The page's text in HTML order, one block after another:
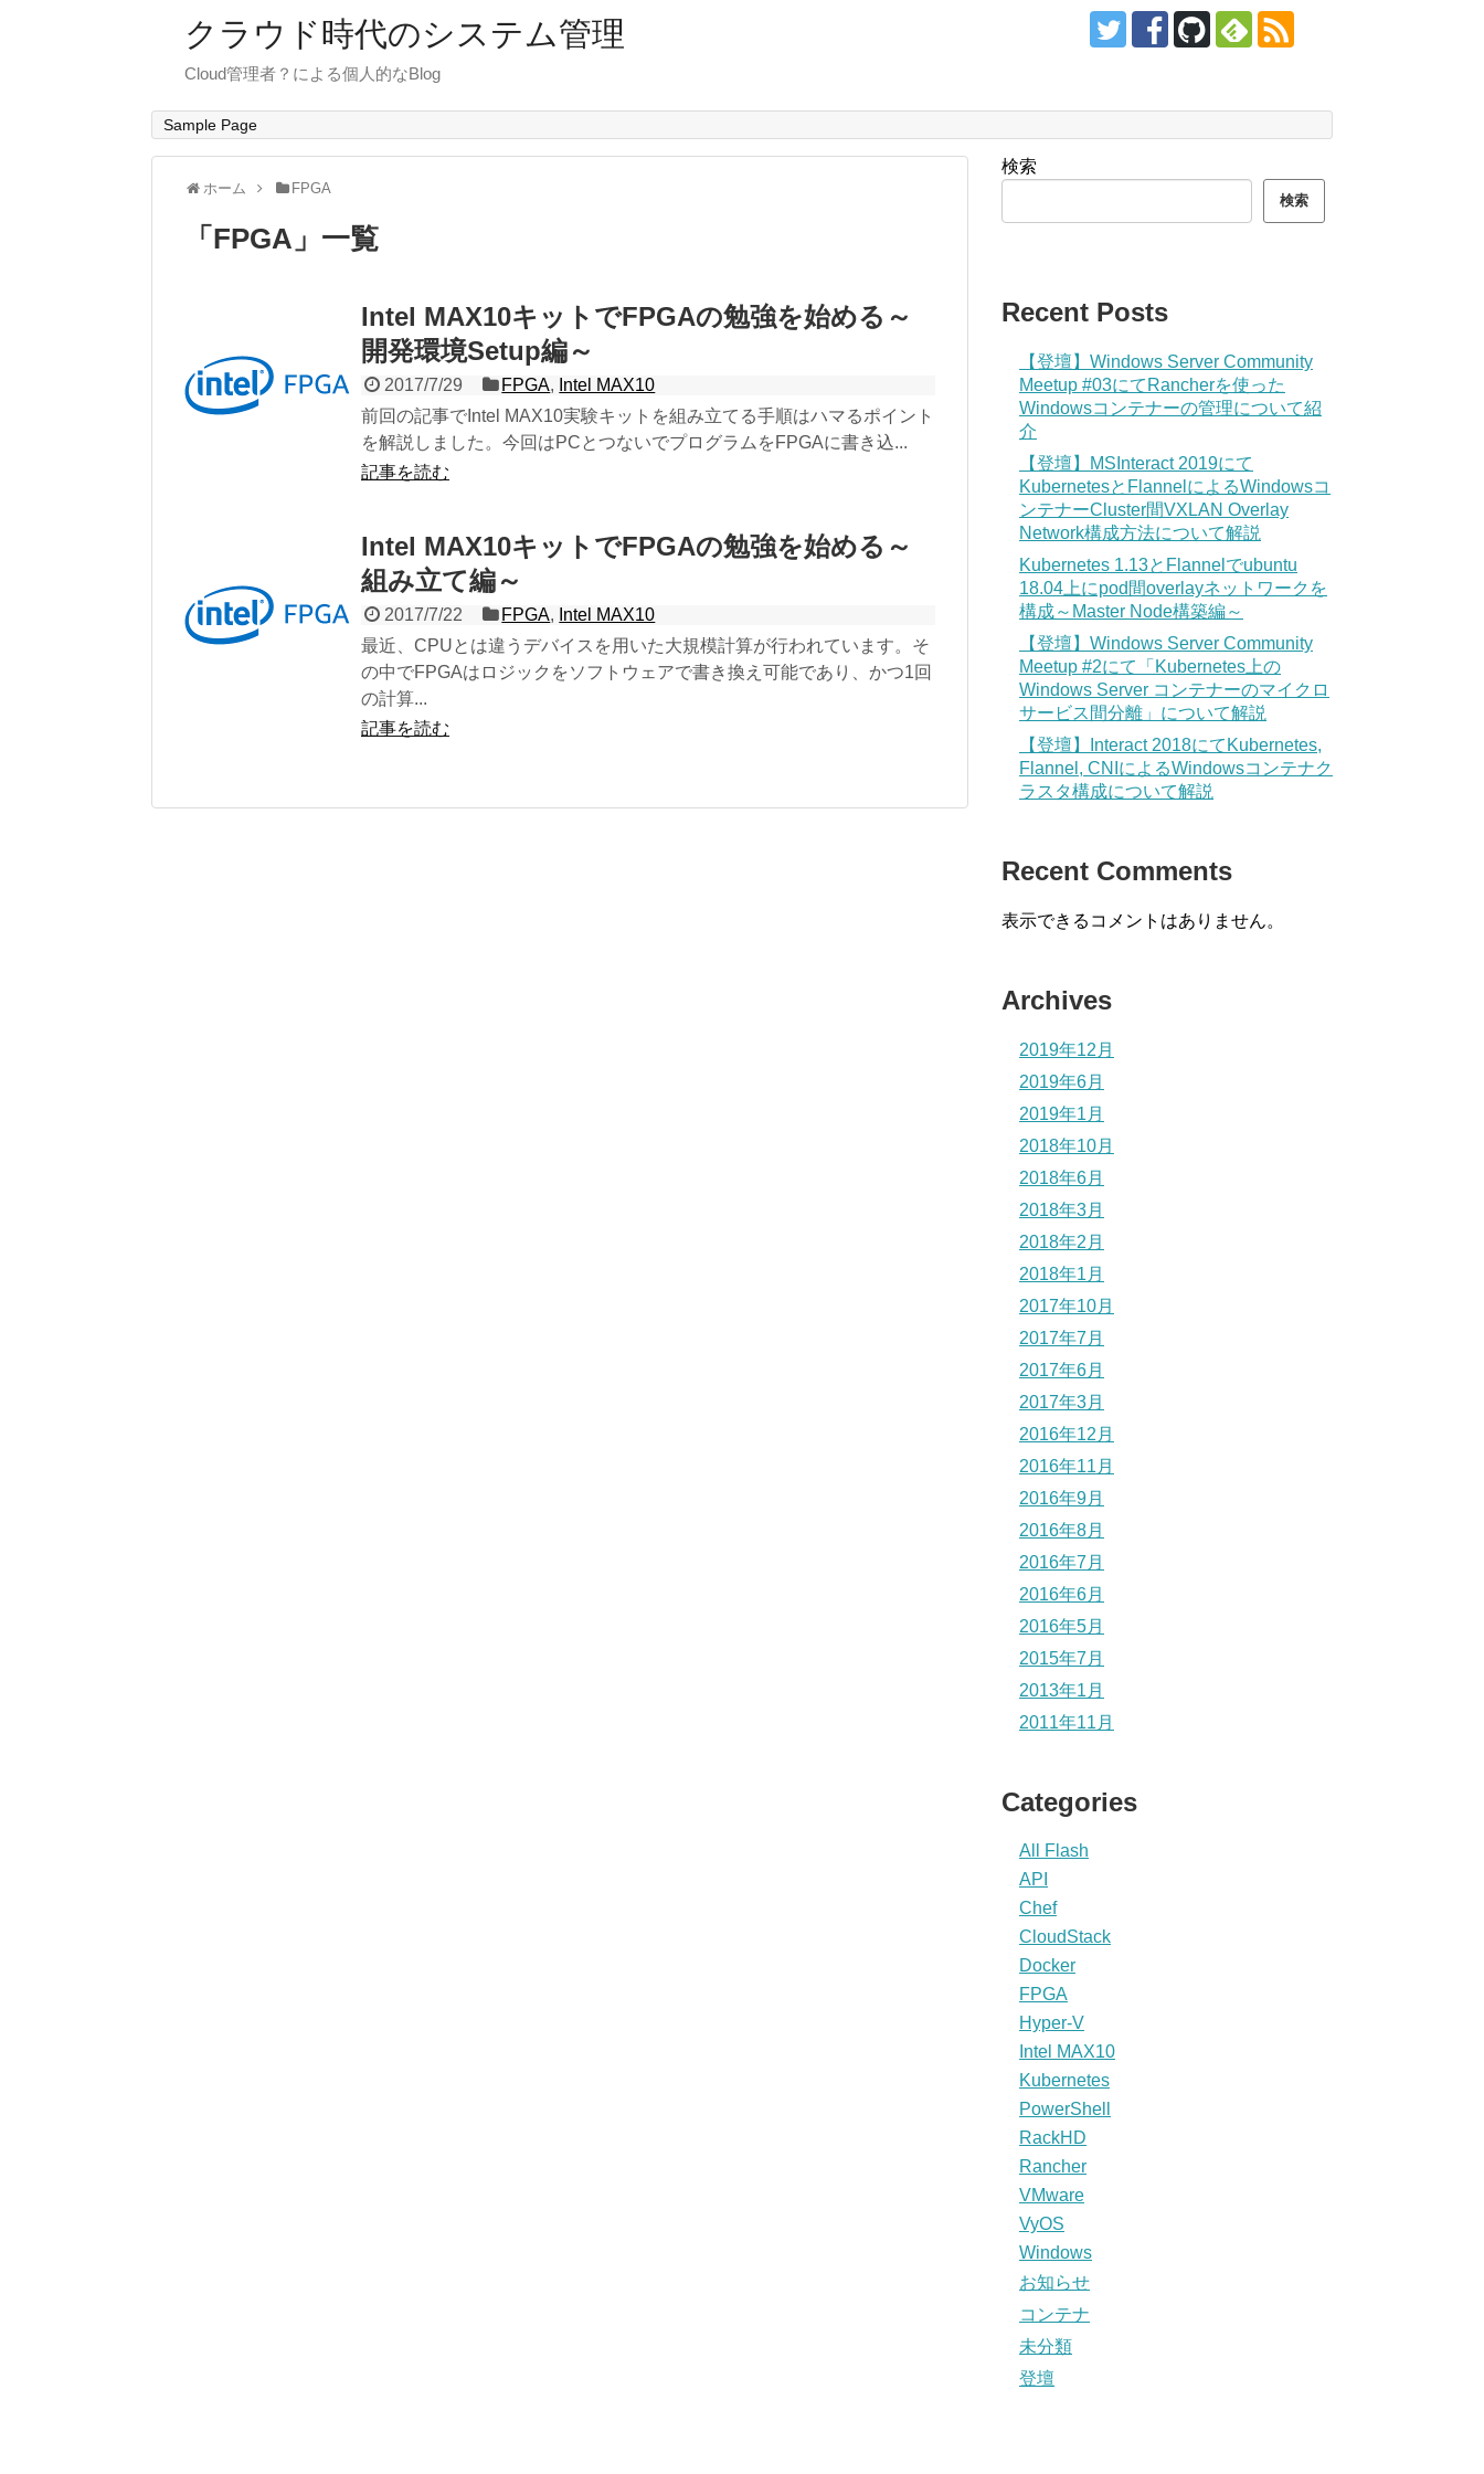
クラウド時代のシステム管理
Cloud管理者？による個人的なBlog
Sample Page
ホーム FPGA
「 FPGA 」 一覧
Intel MAX10キットでFPGAの勉強を始める～
開発環境Setup編～
2017/7/29 FPGA, Intel MAX10
前回の記事でIntel MAX10実験キットを組み立てる手順はハマるポイント
を解説しました。今回はPCとつないでプログラムをFPGAに書き込...
記事を読む
Intel MAX10キットでFPGAの勉強を始める～
組み立て編～
2017/7/22 FPGA, Intel MAX10
最近、CPUとは違うデバイスを用いた大規模計算が行われています。そ
の中でFPGAはロジックをソフトウェアで書き換え可能であり、かつ1回
の計算...
記事を読む
検索
検索
Recent Posts
【登壇】Windows Server Community
Meetup #03にてRancherを使った
Windowsコンテナーの管理について紹
介
【登壇】MSInteract 2019にて
KubernetesとFlannelによるWindowsコ
ンテナーCluster間VXLAN Overlay
Network構成方法について解説
Kubernetes 1.13とFlannelでubuntu
18.04上にpod間overlayネットワークを
構成～Master Node構築編～
【登壇】Windows Server Community
Meetup #2にて「Kubernetes上の
Windows Server コンテナーのマイクロ
サービス間分離」について解説
【登壇】Interact 2018にてKubernetes,
Flannel, CNIによるWindowsコンテナク
ラスタ構成について解説
Recent Comments
表示できるコメントはありません。
Archives
2019年12月
2019年6月
2019年1月
2018年10月
2018年6月
2018年3月
2018年2月
2018年1月
2017年10月
2017年7月
2017年6月
2017年3月
2016年12月
2016年11月
2016年9月
2016年8月
2016年7月
2016年6月
2016年5月
2015年7月
2013年1月
2011年11月
Categories
All Flash
API
Chef
CloudStack
Docker
FPGA
Hyper-V
Intel MAX10
Kubernetes
PowerShell
RackHD
Rancher
VMware
VyOS
Windows
お知らせ
コンテナ
未分類
登壇